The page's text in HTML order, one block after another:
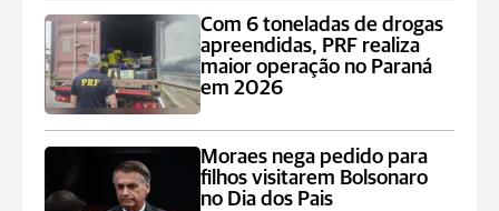
Com 6 toneladas de drogas
apreendidas, PRF realiza
maior operação no Paraná
em 2026
Moraes nega pedido para
filhos visitarem Bolsonaro
no Dia dos Pais